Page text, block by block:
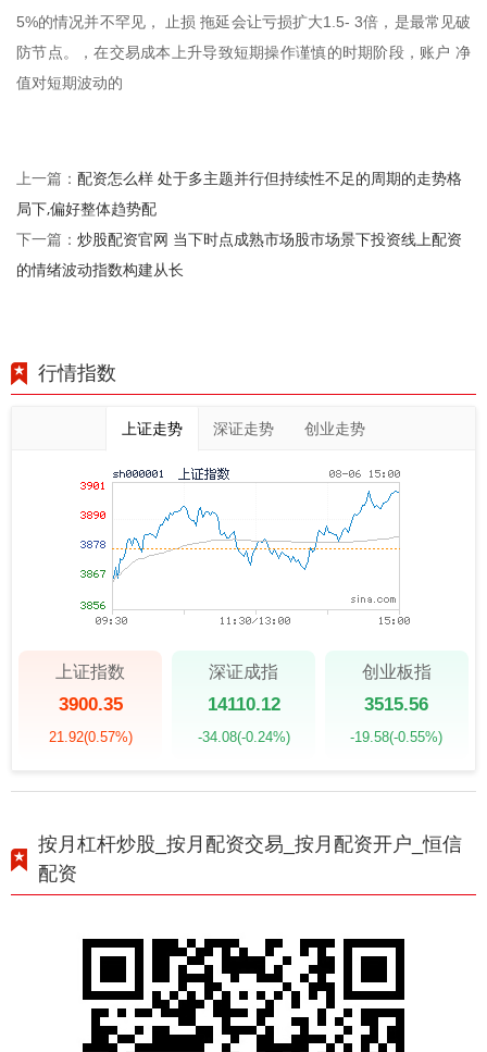
5%的情况并不罕见， 止损 拖延会让亏损扩大1.5- 3倍，是最常见破
防节点。，在交易成本上升导致短期操作谨慎的时期阶段，账户 净
值对短期波动的
上一篇： 配资怎么样 处于多主题并行但持续性不足的周期的走势格
局下,偏好整体趋势配
下一篇： 炒股配资官网 当下时点成熟市场股市场景下投资线上配资
的情绪波动指数构建从长
行情指数
上证走势 深证走势 创业走势
上证指数
3900.35
21.92(0.57%)
深证成指
14110.12
-34.08(-0.24%)
创业板指
3515.56
-19.58(-0.55%)
按月杠杆炒股_按月配资交易_按月配资开户_恒信
配资